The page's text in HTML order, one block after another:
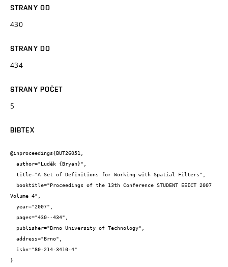
STRANY OD
430
STRANY DO
434
STRANY POČET
5
BIBTEX
@inproceedings{BUT26051,
Volume 4",
}